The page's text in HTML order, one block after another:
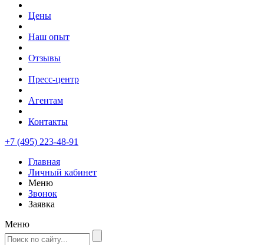
Цены
Наш опыт
Отзывы
Пресс-центр
Агентам
Контакты
+7 (495) 223-48-91
Главная
Личный кабинет
Меню
Звонок
Заявка
Меню